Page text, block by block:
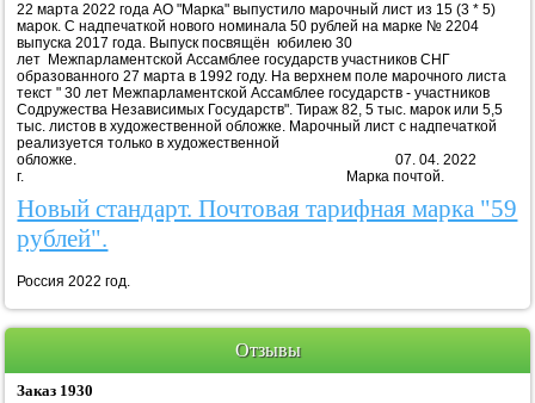
22 марта 2022 года АО "Марка" выпустило марочный лист из 15 (3 * 5)
марок. С надпечаткой нового номинала 50 рублей на марке № 2204
выпуска 2017 года. Выпуск посвящён юбилею 30
лет Межпарламентской Ассамблее государств участников СНГ
образованного 27 марта в 1992 году. На верхнем поле марочного листа
текст " 30 лет Межпарламентской Ассамблее государств - участников
Содружества Независимых Государств". Тираж 82, 5 тыс. марок или 5,5
тыс. листов в художественной обложке. Марочный лист с надпечаткой
реализуется только в художественной
обложке. 07. 04. 2022
г. Марка почтой.
Новый стандарт. Почтовая тарифная марка "59
рублей".
Россия 2022 год.
Отзывы
Заказ 1930